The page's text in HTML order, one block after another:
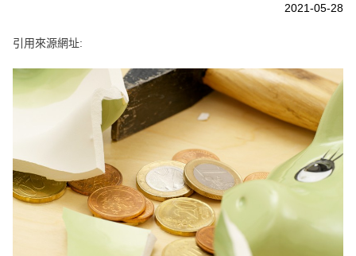
2021-05-28
引用來源網址: